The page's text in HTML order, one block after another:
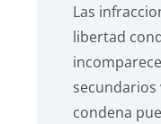
Las
libertad
secundarios
condena